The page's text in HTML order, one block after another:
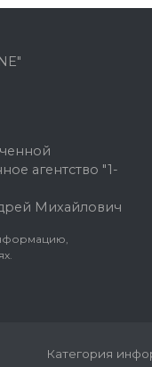
агентство "1-
Михайлович
Категория